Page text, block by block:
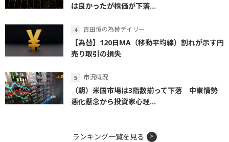
は良かったが株価が下落...
吉田恒の為替デイリー
【為替】120日MA（移動平均線）割れが示す円
売り取引の損失
市況概況
（朝）米国市場は3指数揃って下落 中東情勢
悪化懸念から投資家心理...
ランキング一覧を見る